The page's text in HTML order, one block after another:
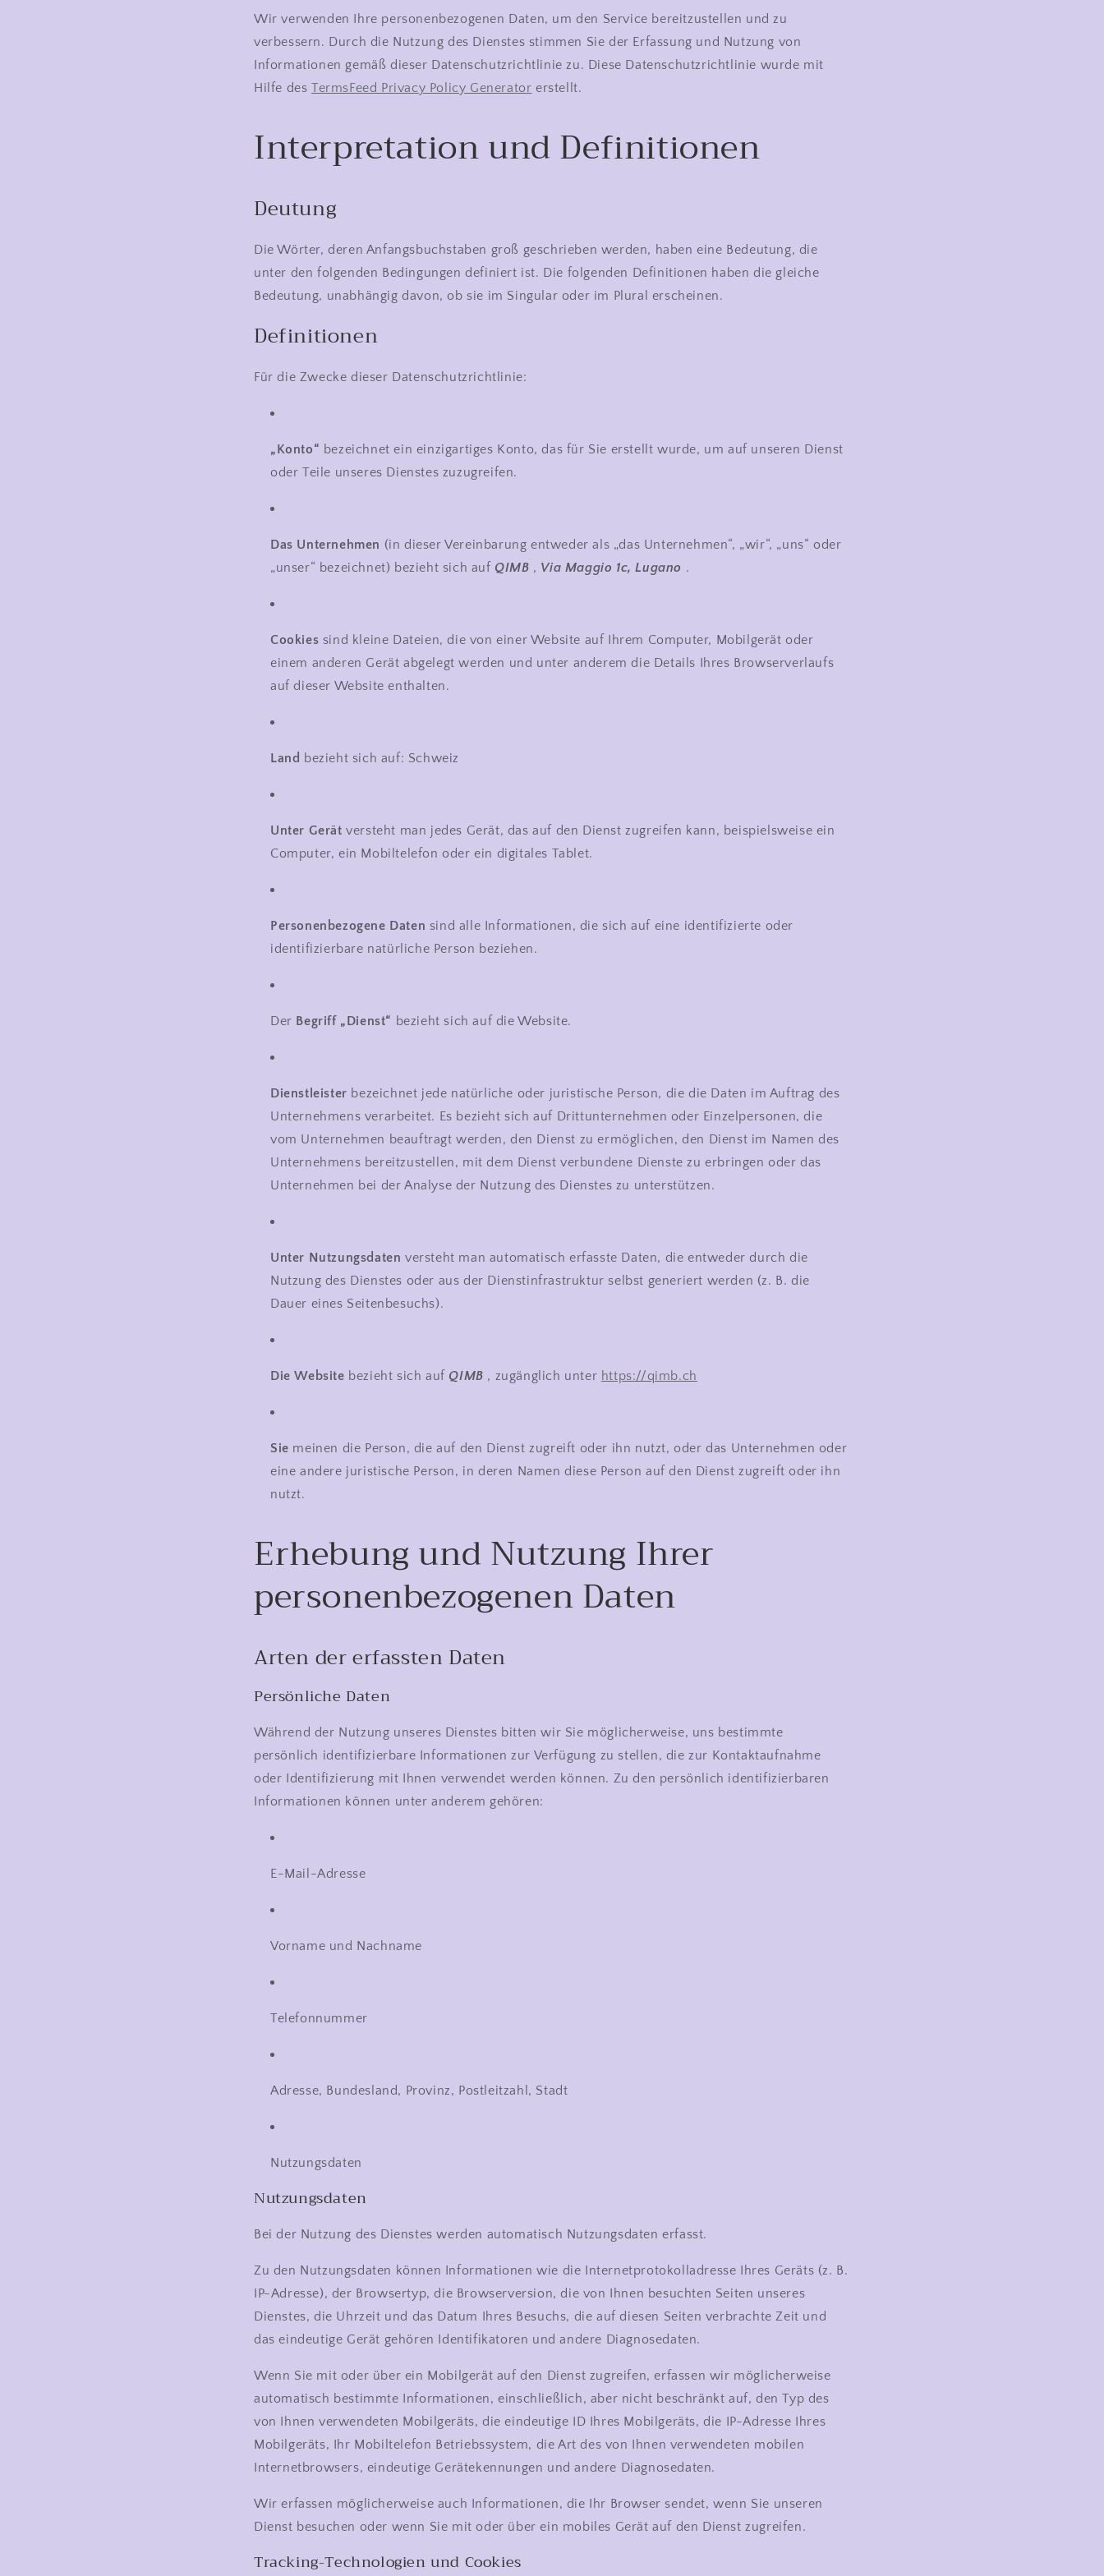
Wir verwenden Ihre personenbezogenen Daten, um den Service bereitzustellen und zu
verbessern. Durch die Nutzung des Dienstes stimmen Sie der Erfassung und Nutzung von
Informationen gemäß dieser Datenschutzrichtlinie zu. Diese Datenschutzrichtlinie wurde mit
Hilfe des TermsFeed Privacy Policy Generator erstellt.
Interpretation und Definitionen
Deutung
Die Wörter, deren Anfangsbuchstaben groß geschrieben werden, haben eine Bedeutung, die
unter den folgenden Bedingungen definiert ist. Die folgenden Definitionen haben die gleiche
Bedeutung, unabhängig davon, ob sie im Singular oder im Plural erscheinen.
Definitionen
Für die Zwecke dieser Datenschutzrichtlinie:
„Konto“ bezeichnet ein einzigartiges Konto, das für Sie erstellt wurde, um auf unseren Dienst
oder Teile unseres Dienstes zuzugreifen.
Das Unternehmen (in dieser Vereinbarung entweder als „das Unternehmen“, „wir“, „uns“ oder
„unser“ bezeichnet) bezieht sich auf QIMB , Via Maggio 1c, Lugano .
Cookies sind kleine Dateien, die von einer Website auf Ihrem Computer, Mobilgerät oder
einem anderen Gerät abgelegt werden und unter anderem die Details Ihres Browserverlaufs
auf dieser Website enthalten.
Land bezieht sich auf: Schweiz
Unter Gerät versteht man jedes Gerät, das auf den Dienst zugreifen kann, beispielsweise ein
Computer, ein Mobiltelefon oder ein digitales Tablet.
Personenbezogene Daten sind alle Informationen, die sich auf eine identifizierte oder
identifizierbare natürliche Person beziehen.
Der Begriff „Dienst“ bezieht sich auf die Website.
Dienstleister bezeichnet jede natürliche oder juristische Person, die die Daten im Auftrag des
Unternehmens verarbeitet. Es bezieht sich auf Drittunternehmen oder Einzelpersonen, die
vom Unternehmen beauftragt werden, den Dienst zu ermöglichen, den Dienst im Namen des
Unternehmens bereitzustellen, mit dem Dienst verbundene Dienste zu erbringen oder das
Unternehmen bei der Analyse der Nutzung des Dienstes zu unterstützen.
Unter Nutzungsdaten versteht man automatisch erfasste Daten, die entweder durch die
Nutzung des Dienstes oder aus der Dienstinfrastruktur selbst generiert werden (z. B. die
Dauer eines Seitenbesuchs).
Die Website bezieht sich auf QIMB , zugänglich unter https://qimb.ch
Sie meinen die Person, die auf den Dienst zugreift oder ihn nutzt, oder das Unternehmen oder
eine andere juristische Person, in deren Namen diese Person auf den Dienst zugreift oder ihn
nutzt.
Erhebung und Nutzung Ihrer
personenbezogenen Daten
Arten der erfassten Daten
Persönliche Daten
Während der Nutzung unseres Dienstes bitten wir Sie möglicherweise, uns bestimmte
persönlich identifizierbare Informationen zur Verfügung zu stellen, die zur Kontaktaufnahme
oder Identifizierung mit Ihnen verwendet werden können. Zu den persönlich identifizierbaren
Informationen können unter anderem gehören:
E-Mail-Adresse
Vorname und Nachname
Telefonnummer
Adresse, Bundesland, Provinz, Postleitzahl, Stadt
Nutzungsdaten
Nutzungsdaten
Bei der Nutzung des Dienstes werden automatisch Nutzungsdaten erfasst.
Zu den Nutzungsdaten können Informationen wie die Internetprotokolladresse Ihres Geräts (z. B.
IP-Adresse), der Browsertyp, die Browserversion, die von Ihnen besuchten Seiten unseres
Dienstes, die Uhrzeit und das Datum Ihres Besuchs, die auf diesen Seiten verbrachte Zeit und
das eindeutige Gerät gehören Identifikatoren und andere Diagnosedaten.
Wenn Sie mit oder über ein Mobilgerät auf den Dienst zugreifen, erfassen wir möglicherweise
automatisch bestimmte Informationen, einschließlich, aber nicht beschränkt auf, den Typ des
von Ihnen verwendeten Mobilgeräts, die eindeutige ID Ihres Mobilgeräts, die IP-Adresse Ihres
Mobilgeräts, Ihr Mobiltelefon Betriebssystem, die Art des von Ihnen verwendeten mobilen
Internetbrowsers, eindeutige Gerätekennungen und andere Diagnosedaten.
Wir erfassen möglicherweise auch Informationen, die Ihr Browser sendet, wenn Sie unseren
Dienst besuchen oder wenn Sie mit oder über ein mobiles Gerät auf den Dienst zugreifen.
Tracking-Technologien und Cookies